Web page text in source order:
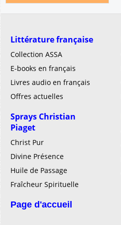
Littérature française
Collection ASSA
E-books en français
Livres audio en français
Offres actuelles
Sprays Christian
Piaget
Christ Pur
Divine Présence
Huile de Passage
Fraîcheur Spirituelle
Page d'accueil